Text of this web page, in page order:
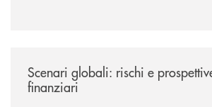
Scenari globali: rischi e
finanziari